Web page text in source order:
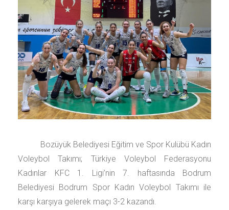
Bozüyük Belediyesi Eğitim ve Spor Kulübü Kadın
Voleybol Takımı; Türkiye Voleybol Federasyonu
Kadınlar KFC 1. Ligi’nin 7. haftasında Bodrum
Belediyesi Bodrum Spor Kadın Voleybol Takımı ile
karşı karşıya gelerek maçı 3-2 kazandı.